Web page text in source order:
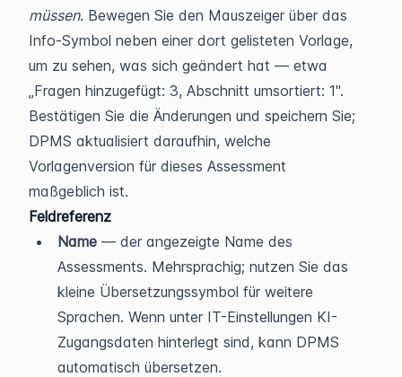
müssen. Bewegen Sie den Mauszeiger über das
Info-Symbol neben einer dort gelisteten Vorlage,
um zu sehen, was sich geändert hat — etwa
„Fragen hinzugefügt: 3, Abschnitt umsortiert: 1".
Bestätigen Sie die Änderungen und speichern Sie;
DPMS aktualisiert daraufhin, welche
Vorlagenversion für dieses Assessment
maßgeblich ist.
Feldreferenz
Name — der angezeigte Name des
Assessments. Mehrsprachig; nutzen Sie das
kleine Übersetzungssymbol für weitere
Sprachen. Wenn unter IT-Einstellungen KI-
Zugangsdaten hinterlegt sind, kann DPMS
automatisch übersetzen.